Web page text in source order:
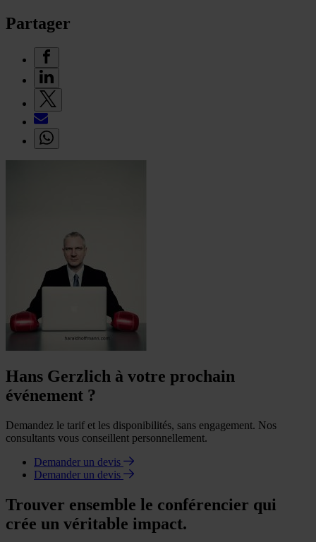
Partager
Hans Gerzlich à votre prochain
événement ?
Demandez le tarif et les disponibilités, sans engagement. Nos
consultants vous conseillent personnellement.
Demander un devis
Demander un devis
Trouver ensemble le conférencier qui
crée un véritable impact.